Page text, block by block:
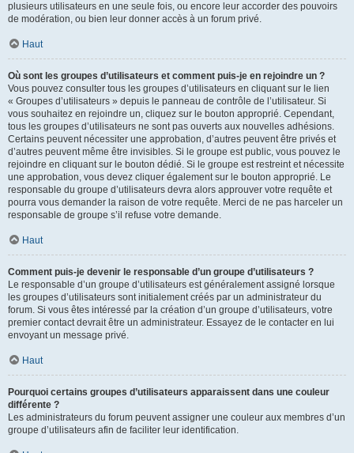
plusieurs utilisateurs en une seule fois, ou encore leur accorder des pouvoirs
de modération, ou bien leur donner accès à un forum privé.
Haut
Où sont les groupes d’utilisateurs et comment puis-je en rejoindre un ?
Vous pouvez consulter tous les groupes d’utilisateurs en cliquant sur le lien
« Groupes d’utilisateurs » depuis le panneau de contrôle de l’utilisateur. Si
vous souhaitez en rejoindre un, cliquez sur le bouton approprié. Cependant,
tous les groupes d’utilisateurs ne sont pas ouverts aux nouvelles adhésions.
Certains peuvent nécessiter une approbation, d’autres peuvent être privés et
d’autres peuvent même être invisibles. Si le groupe est public, vous pouvez le
rejoindre en cliquant sur le bouton dédié. Si le groupe est restreint et nécessite
une approbation, vous devez cliquer également sur le bouton approprié. Le
responsable du groupe d’utilisateurs devra alors approuver votre requête et
pourra vous demander la raison de votre requête. Merci de ne pas harceler un
responsable de groupe s’il refuse votre demande.
Haut
Comment puis-je devenir le responsable d’un groupe d’utilisateurs ?
Le responsable d’un groupe d’utilisateurs est généralement assigné lorsque
les groupes d’utilisateurs sont initialement créés par un administrateur du
forum. Si vous êtes intéressé par la création d’un groupe d’utilisateurs, votre
premier contact devrait être un administrateur. Essayez de le contacter en lui
envoyant un message privé.
Haut
Pourquoi certains groupes d’utilisateurs apparaissent dans une couleur
différente ?
Les administrateurs du forum peuvent assigner une couleur aux membres d’un
groupe d’utilisateurs afin de faciliter leur identification.